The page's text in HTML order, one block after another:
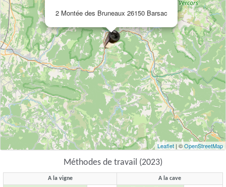
2 Montée des Bruneaux 26150 Barsac
Leaflet | ©OpenStreetMap
Méthodes de travail (2023)
A la vigne A la cave